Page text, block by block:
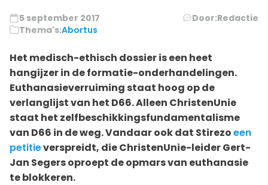
5 september 2017 Door:Redactie
Thema's:Abortus
Het medisch-ethisch dossier is een heet
hangijzer in de formatie-onderhandelingen.
Euthanasieverruiming staat hoog op de
verlanglijst van het D66. Alleen ChristenUnie
staat het zelfbeschikkingsfundamentalisme
van D66 in de weg. Vandaar ook dat Stirezoeen
petitieverspreidt, die ChristenUnie-leider Gert-
Jan Segers oproept de opmars van euthanasie
te blokkeren.